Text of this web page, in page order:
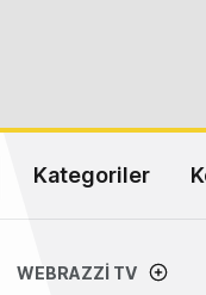
Kategoriler
WEBRAZZI TV